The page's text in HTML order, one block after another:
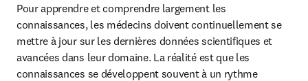
Pour apprendre et comprendre largement les
connaissances, les médecins doivent continuellement se
mettre à jour sur les dernières données scientifiques et
avancées dans leur domaine. La réalité est que les
connaissances se développent souvent à un rythme